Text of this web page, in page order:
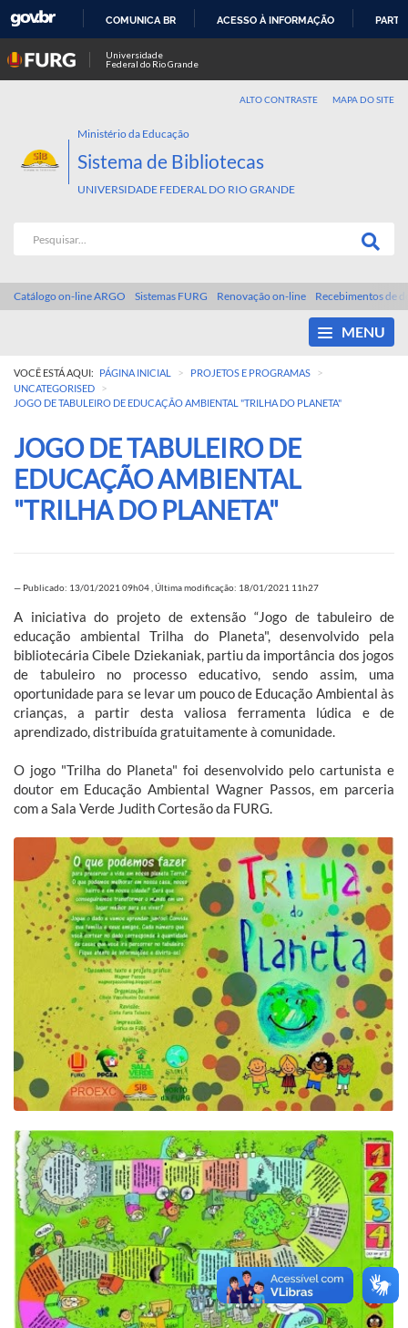
COMUNICA BR ACESSO À INFORMAÇÃO
Universidade
Federal do Rio Grande
ALTO CONTRASTE MAPA DO SITE
Ministério da Educação
Sistema de Bibliotecas
UNIVERSIDADE FEDERAL DO RIO GRANDE
Catálogo on-line ARGO Sistemas FURG Renovação on-line Recebimentos de
MENU
VOCÊ ESTÁ AQUI: PÁGINA INICIAL > PROJETOS E PROGRAMAS >
UNCATEGORISED >
JOGO DE TABULEIRO DE EDUCAÇÃO AMBIENTAL "TRILHA DO PLANETA"
JOGO DE TABULEIRO DE
EDUCAÇÃO AMBIENTAL
"TRILHA DO PLANETA"
— Publicado: 13/01/2021 09h04 Última modificação: 18/01/2021 11h27
A iniciativa do projeto de extensão “Jogo de tabuleiro de
educação ambiental Trilha do Planeta", desenvolvido pela
bibliotecária Cibele Dziekaniak, partiu da importância dos jogos
de tabuleiro no processo educativo, sendo assim, uma
oportunidade para se levar um pouco de Educação Ambiental às
crianças, a partir desta valiosa ferramenta lúdica e de
aprendizado, distribuída gratuitamente à comunidade.
O jogo "Trilha do Planeta" foi desenvolvido pelo cartunista e
doutor em Educação Ambiental Wagner Passos, em parceria
com a Sala Verde Judith Cortesão da FURG.